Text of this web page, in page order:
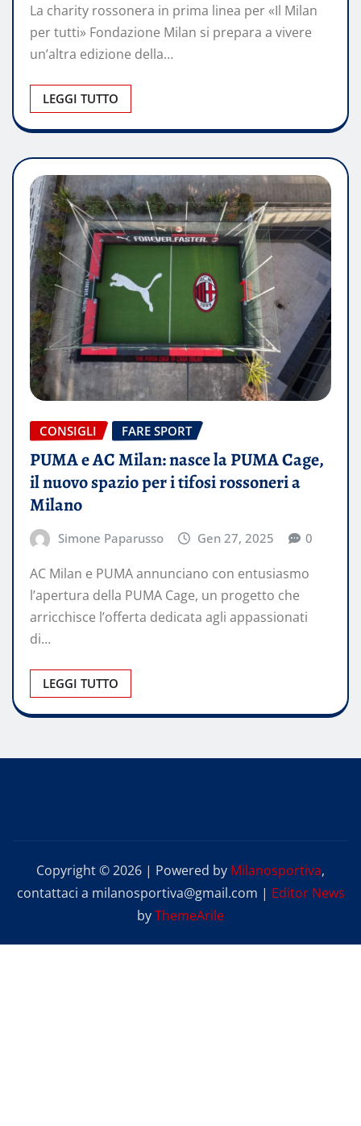
La charity rossonera in prima linea per «Il Milan
per tutti» Fondazione Milan si prepara a vivere
un’altra edizione della…
LEGGI TUTTO
CONSIGLI FARE SPORT
PUMA e AC Milan: nasce la PUMA Cage,
il nuovo spazio per i tifosi rossoneri a
Milano
Simone Paparusso Gen 27, 2025 0
AC Milan e PUMA annunciano con entusiasmo
l’apertura della PUMA Cage, un progetto che
arricchisce l’offerta dedicata agli appassionati
di…
LEGGI TUTTO
Copyright © 2026 | Powered by Milanosportiva,
contattaci a milanosportiva@gmail.com | Editor News
byThemeArile